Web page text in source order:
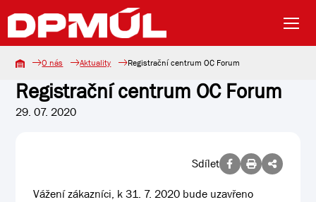
O nás Aktuality Registrační centrum OC Forum
Registrační centrum OC Forum
29. 07. 2020
Sdílet
Vážení zákazníci, k 31. 7. 2020 bude uzavřeno